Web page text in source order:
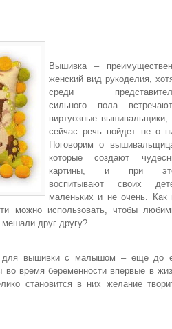
Вышивка –
женский вид рукоделия,
среди
сильного пола
виртуозные вышивальщики,
сейчас речь пойдет не о
Поговорим о
которые создают
картины, и при
воспитывают своих
маленьких и не очень. Как
можно использовать, чтобы
друг другу?
для вышивки с малышом – еще до
время беременности впервые в
становится в них желание